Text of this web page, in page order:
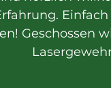
Geschossen